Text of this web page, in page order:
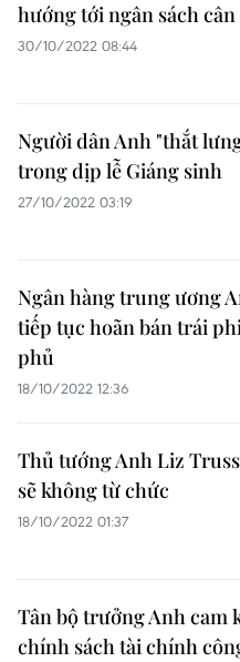
hướng tới ngân sách cân
30/10/2022 08:44
Người dân Anh "thắt
trong dịp lễ Giáng sinh
27/10/2022 03:19
Ngân hàng trung ương
tiếp tục hoãn bán trái
phủ
18/10/2022 12:36
Thủ tướng Anh Liz
sẽ không từ chức
18/10/2022 01:37
Tân bộ trưởng Anh cam
chính sách tài chính